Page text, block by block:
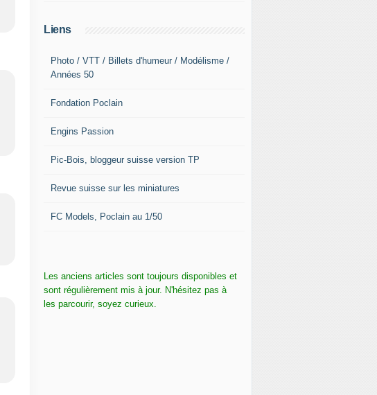
Liens
Photo / VTT / Billets d'humeur / Modélisme /
Années 50
Fondation Poclain
Engins Passion
Pic-Bois, bloggeur suisse version TP
Revue suisse sur les miniatures
FC Models, Poclain au 1/50
Les anciens articles sont toujours disponibles et
sont régulièrement mis à jour. N'hésitez pas à
les parcourir, soyez curieux.